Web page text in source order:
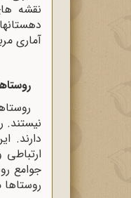
نقشه
آماری
نیستند.
دارند.
جوامع